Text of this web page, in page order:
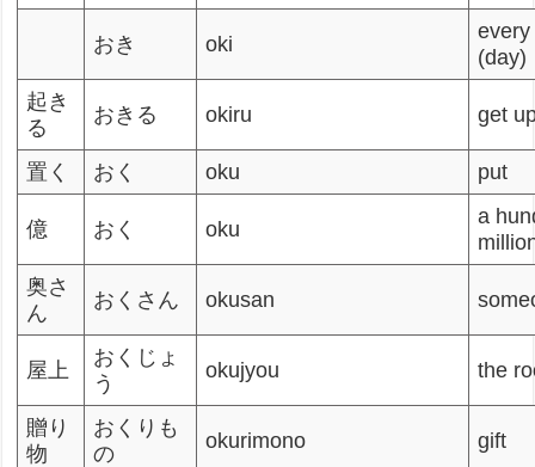
おき oki
(day)
起き
る
おきる okiru get
置く おく oku put
億 おく oku
a
奥さ
ん
おくさん okusan
屋上
おくじょ
う
okujyou the
贈り
物
おくりも
の
okurimono gift